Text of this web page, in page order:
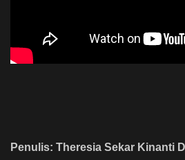
Penulis: Theresia Sekar Kinanti